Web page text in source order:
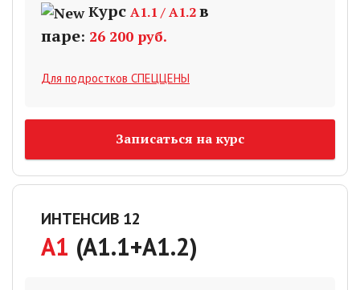
Курс А1.1 / А1.2в
паре: 26 200 руб.
Для подростков СПЕЦЦЕНЫ
Записаться на курс
ИНТЕНСИВ 12
A1 (A1.1+A1.2)